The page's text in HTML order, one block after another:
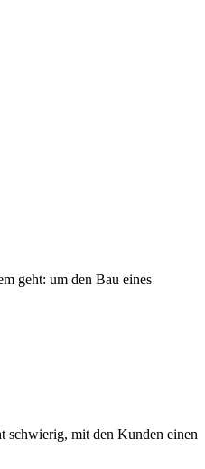
geht: um den Bau eines
schwierig, mit den Kunden einen